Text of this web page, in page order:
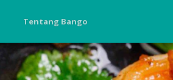
Tentang Bango